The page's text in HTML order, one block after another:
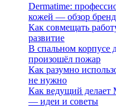
Dermatime:
кожей — обзор
Как совмещать
развитие
В спальном корпусе
произошёл пожар
Как разумно
не нужно
Как ведущий делает
— идеи и советы